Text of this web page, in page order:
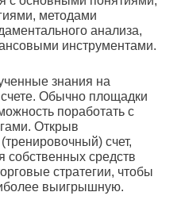
методами
анализа,
инструментами.
знания на
Обычно площадки
поработать с
Открыв
счет,
собственных средств
стратегии, чтобы
выигрышную.